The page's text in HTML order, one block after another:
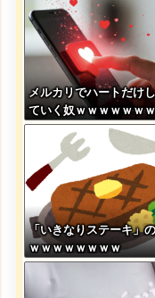
ﾑﾁｨ！！」←これはお前
さるやろw w w w w w
メルカリでハートだけ
ていく奴ｗｗｗｗｗｗ
ｗｗｗ
「いきなりステーキ」
ｗｗｗｗｗｗｗｗ